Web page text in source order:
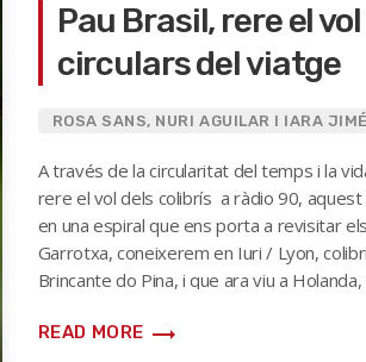
Pau Brasil, rere el
circulars del viatge
ROSA SANS, NURI AGUILAR I IARA
A través de la circularitat del temps i la
rere el vol dels colibrís a ràdio 90,
en una espiral que ens porta a revisitar
Garrotxa, coneixerem en Iuri / Lyon,
Brincante do Pina, i que ara viu a
READ MORE trending_flat